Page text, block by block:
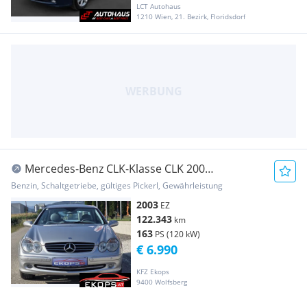
LCT Autohaus
1210 Wien, 21. Bezirk, Floridsdorf
Mercedes-Benz CLK-Klasse CLK 200
Kompressor Avantgarde
Benzin, Schaltgetriebe, gültiges Pickerl, Gewährleistung
2003 EZ
122.343 km
163 PS (120 kW)
KFZ Ekops
9400 Wolfsberg
€ 6.990